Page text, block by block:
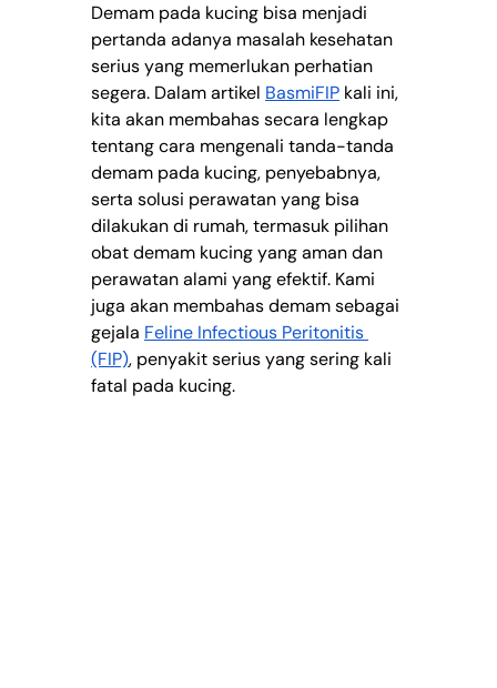
Demam pada kucing bisa menjadi
pertanda adanya masalah kesehatan
serius yang memerlukan perhatian
segera. Dalam artikel BasmiFIP kali ini,
kita akan membahas secara lengkap
tentang cara mengenali tanda-tanda
demam pada kucing, penyebabnya,
serta solusi perawatan yang bisa
dilakukan di rumah, termasuk pilihan
obat demam kucing yang aman dan
perawatan alami yang efektif. Kami
juga akan membahas demam sebagai
gejala Feline Infectious Peritonitis
(FIP), penyakit serius yang sering kali
fatal pada kucing.